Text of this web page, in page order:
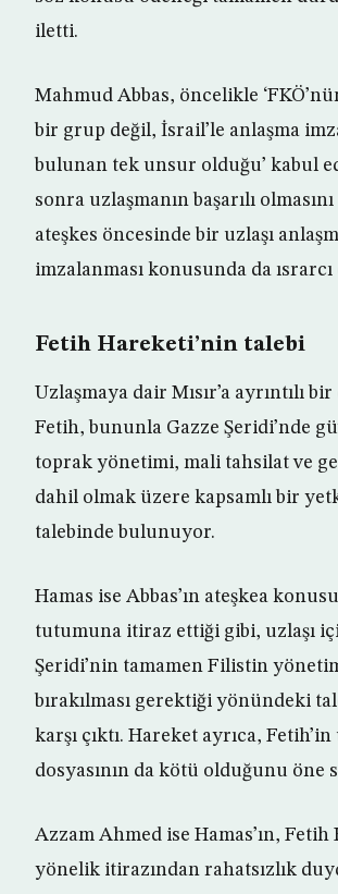
iletti.
Mahmud Abbas, öncelikle
bir grup değil, İsrail’le anlaşma
bulunan tek unsur olduğu’ kabul
sonra uzlaşmanın başarılı
ateşkes öncesinde bir uzlaşı
imzalanması konusunda da ısrarcı
Fetih Hareketi’nin talebi
Uzlaşmaya dair Mısır’a ayrıntılı
Fetih, bununla Gazze Şeridi’nde
toprak yönetimi, mali tahsilat ve
dahil olmak üzere kapsamlı bir
talebinde bulunuyor.
Hamas ise Abbas’ın ateşkea
tutumuna itiraz ettiği gibi, uzlaşı
Şeridi’nin tamamen Filistin
bırakılması gerektiği yönündeki
karşı çıktı. Hareket ayrıca,
dosyasının da kötü olduğunu öne
Azzam Ahmed ise Hamas’ın, Fetih
yönelik itirazından rahatsızlık